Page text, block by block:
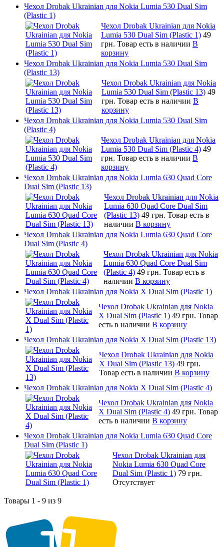
Чехол Drobak Ukrainian для Nokia Lumia 530 Dual Sim
(Plastic 1)
Чехол Drobak Ukrainian для Nokia
Lumia 530 Dual Sim (Plastic 1) 49
грн. Товар есть в наличии В
корзину
Чехол Drobak Ukrainian для Nokia Lumia 530 Dual Sim
(Plastic 13)
Чехол Drobak Ukrainian для Nokia
Lumia 530 Dual Sim (Plastic 13) 49
грн. Товар есть в наличии В
корзину
Чехол Drobak Ukrainian для Nokia Lumia 530 Dual Sim
(Plastic 4)
Чехол Drobak Ukrainian для Nokia
Lumia 530 Dual Sim (Plastic 4) 49
грн. Товар есть в наличии В
корзину
Чехол Drobak Ukrainian для Nokia Lumia 630 Quad Core
Dual Sim (Plastic 13)
Чехол Drobak Ukrainian для Nokia
Lumia 630 Quad Core Dual Sim
(Plastic 13) 49 грн. Товар есть в
наличии В корзину
Чехол Drobak Ukrainian для Nokia Lumia 630 Quad Core
Dual Sim (Plastic 4)
Чехол Drobak Ukrainian для Nokia
Lumia 630 Quad Core Dual Sim
(Plastic 4) 49 грн. Товар есть в
наличии В корзину
Чехол Drobak Ukrainian для Nokia X Dual Sim (Plastic 1)
Чехол Drobak Ukrainian для Nokia
X Dual Sim (Plastic 1) 49 грн. Товар
есть в наличии В корзину
Чехол Drobak Ukrainian для Nokia X Dual Sim (Plastic 13)
Чехол Drobak Ukrainian для Nokia
X Dual Sim (Plastic 13) 49 грн.
Товар есть в наличии В корзину
Чехол Drobak Ukrainian для Nokia X Dual Sim (Plastic 4)
Чехол Drobak Ukrainian для Nokia
X Dual Sim (Plastic 4) 49 грн. Товар
есть в наличии В корзину
Чехол Drobak Ukrainian для Nokia Lumia 630 Quad Core
Dual Sim (Plastic 1)
Чехол Drobak Ukrainian для
Nokia Lumia 630 Quad Core
Dual Sim (Plastic 1) 79 грн.
Отсутствует
Товары 1 - 9 из 9